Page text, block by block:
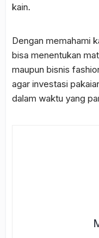
kain.
Dengan memahami
bisa menentukan
maupun bisnis
agar investasi
dalam waktu yang